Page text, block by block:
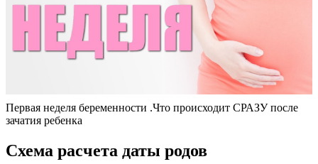
Первая неделя беременности .Что происходит СРАЗУ после
зачатия ребенка
Схема расчета даты родов